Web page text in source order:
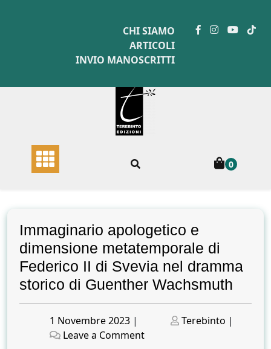
CHI SIAMO
ARTICOLI
INVIO MANOSCRITTI
0
Immaginario apologetico e
dimensione metatemporale di
Federico II di Svevia nel dramma
storico di Guenther Wachsmuth
Posted
on
1 Novembre 2023 |
Posted
Terebinto |
Leave a Commenton